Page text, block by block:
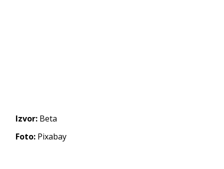
Izvor: Beta
Foto: Pixabay